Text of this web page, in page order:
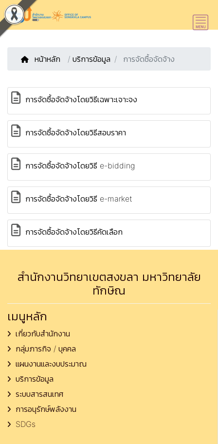
หน้าหลัก / บริการข้อมูล การจัดซื้อจัดจ้าง
การจัดซื้อจัดจ้างโดยวิธีเฉพาะเจาะจง
การจัดซื้อจัดจ้างโดยวิธีสอบราคา
การจัดซื้อจัดจ้างโดยวิธี e-bidding
การจัดซื้อจัดจ้างโดยวิธี e-market
การจัดซื้อจัดจ้างโดยวิธีคัดเลือก
สำนักงานวิทยาเขตสงขลา มหาวิทยาลัย
ทักษิณ
เมนูหลัก
เกี่ยวกับสำนักงาน
กลุ่มภารกิจ / บุคคล
แผนงานและงบประมาณ
บริการข้อมูล
ระบบสารสนเทศ
การอนุรักษ์พลังงาน
SDGs